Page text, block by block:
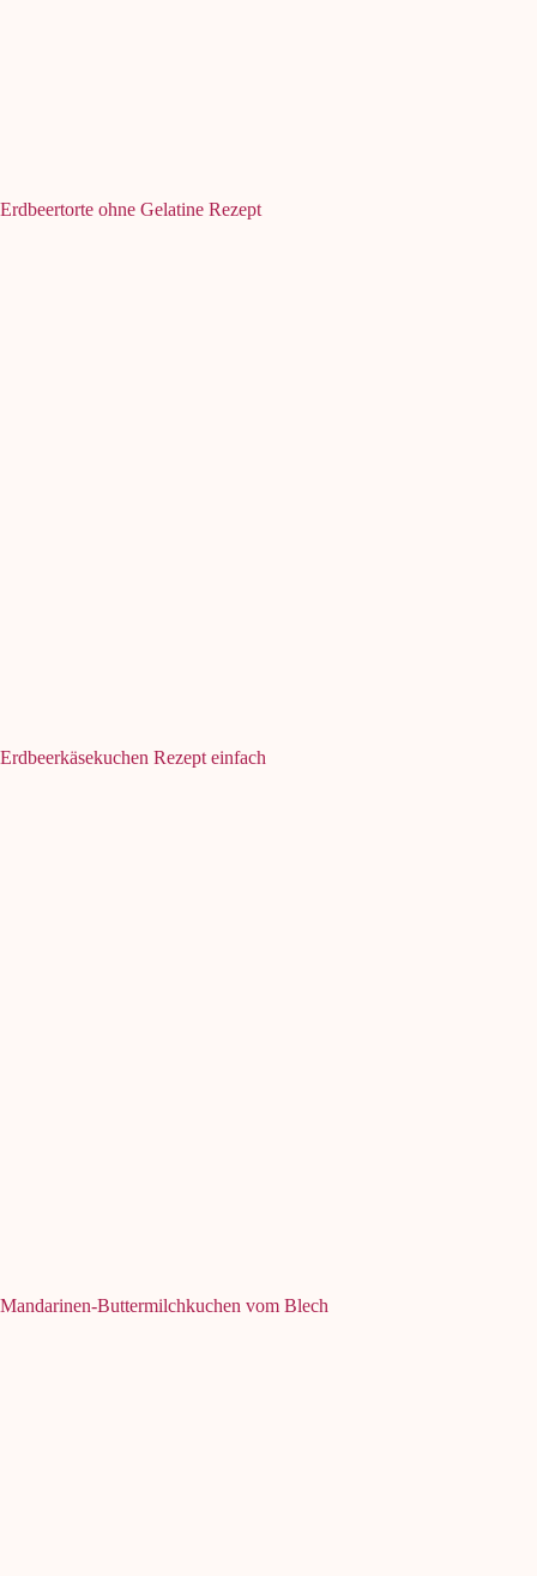
Erdbeertorte ohne Gelatine Rezept
Erdbeerkäsekuchen Rezept einfach
Mandarinen-Buttermilchkuchen vom Blech